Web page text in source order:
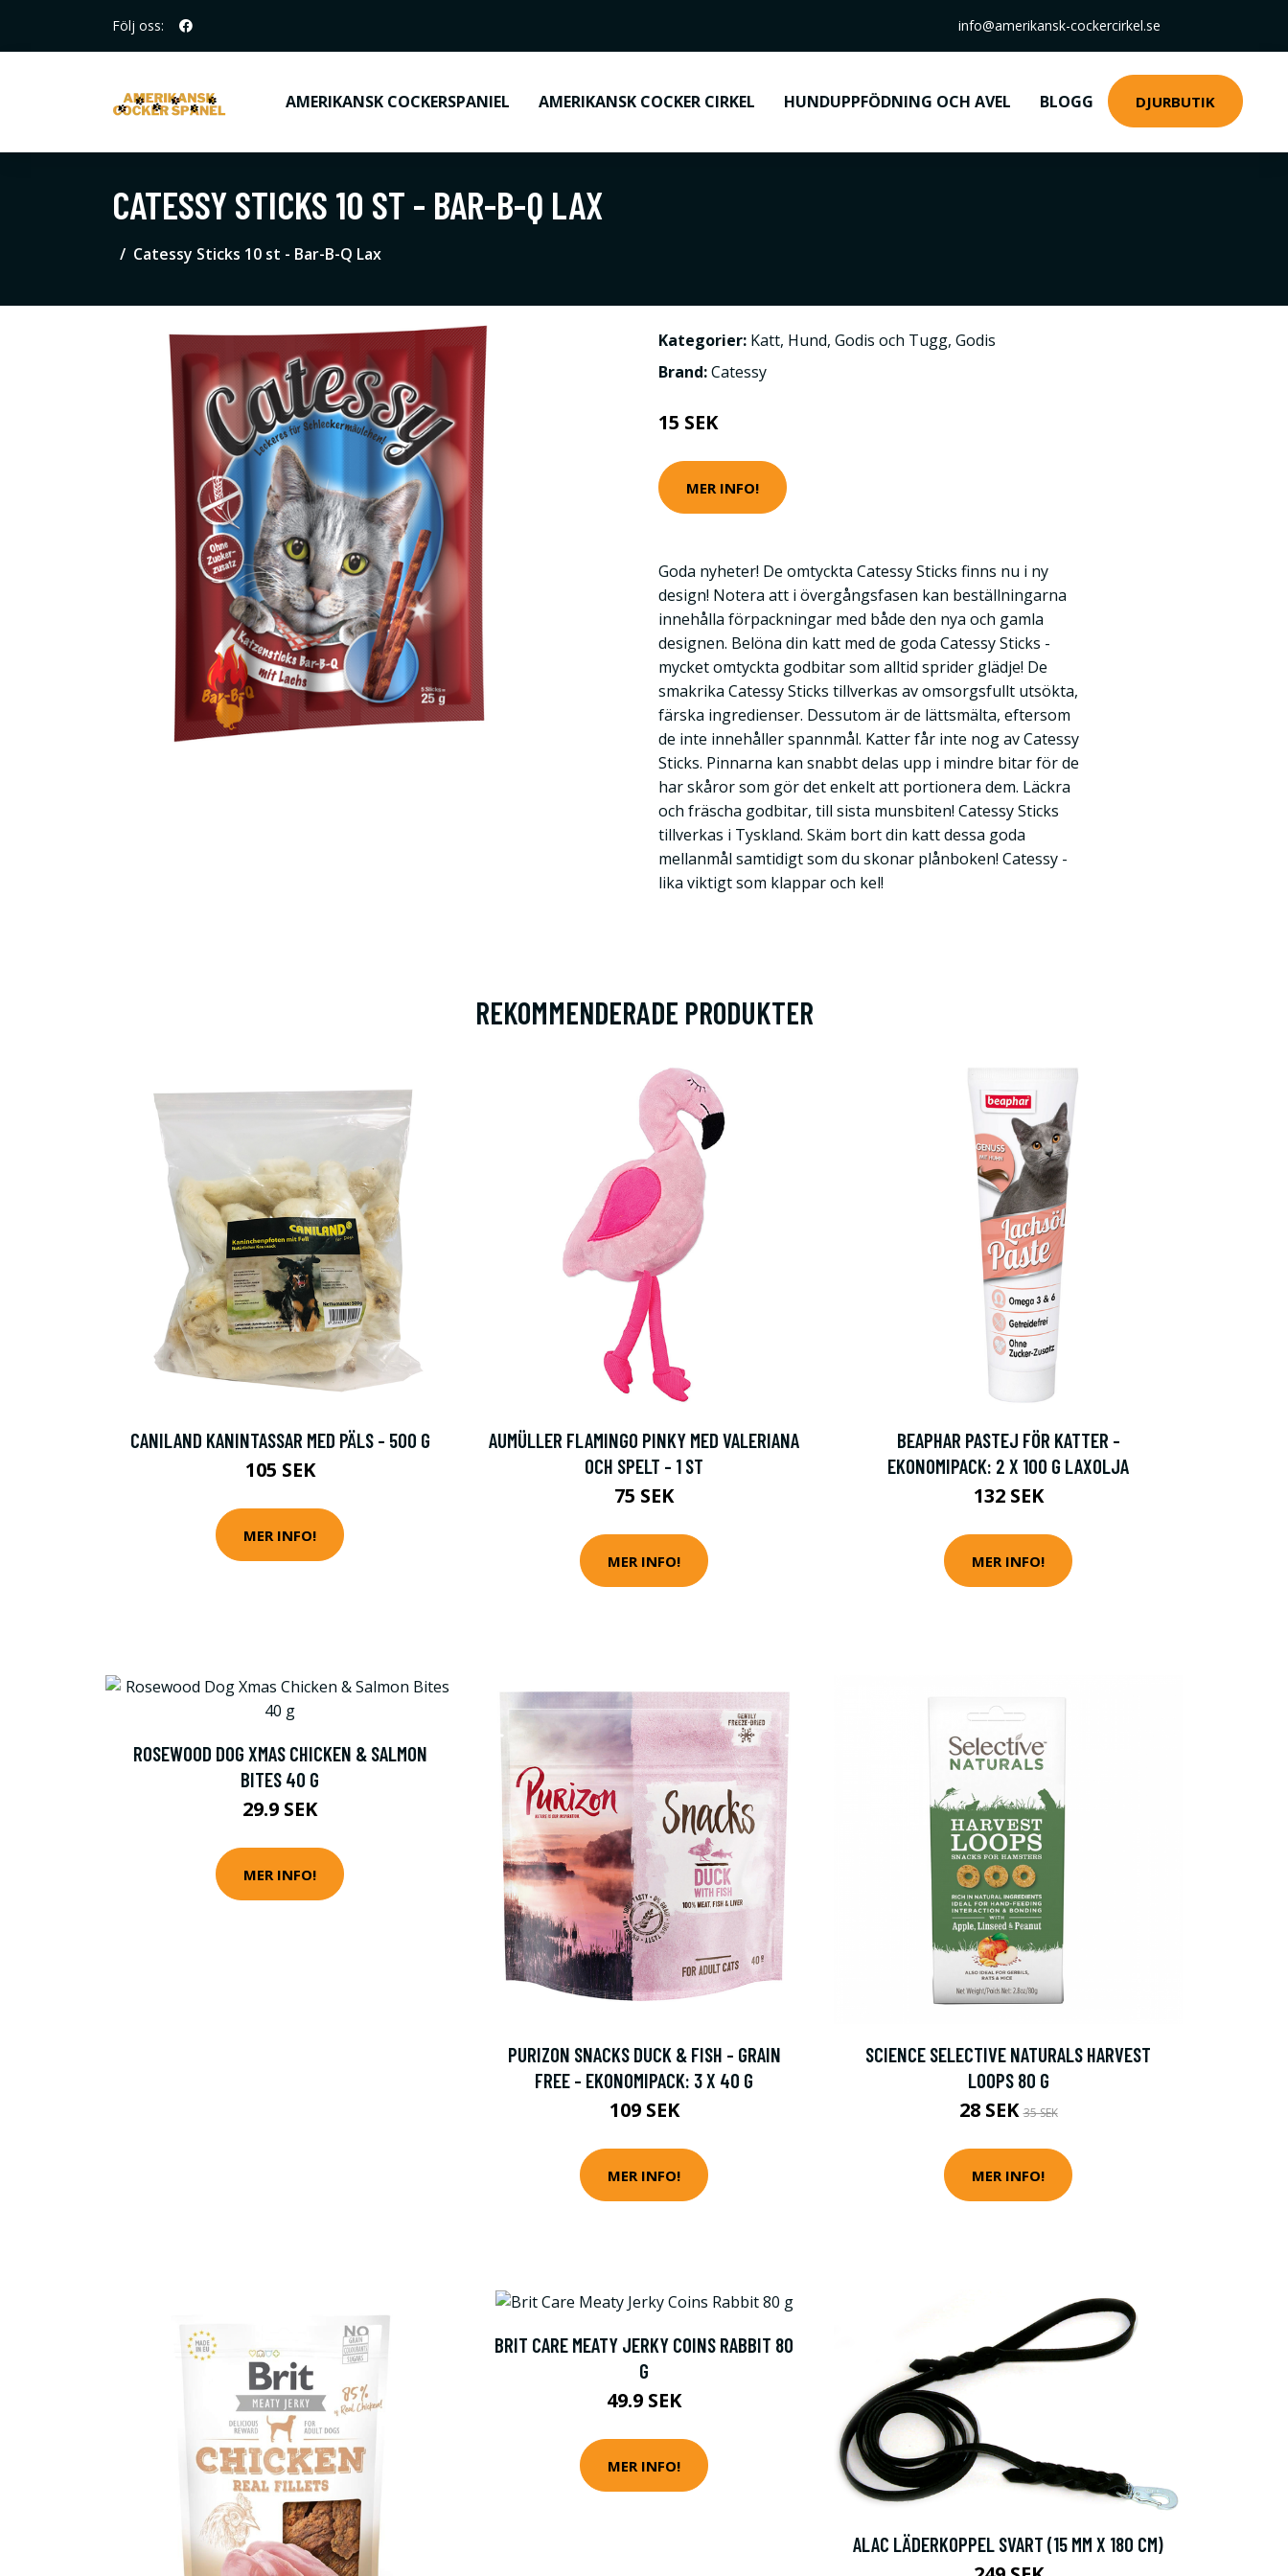
Följ oss: info@amerikansk-cockercirkel.se
AMERIKANSK COCKERSPANIEL AMERIKANSK COCKER CIRKEL HUNDUPPFÖDNING OCH AVEL BLOGG DJURBUTIK
CATESSY STICKS 10 ST - BAR-B-Q LAX
Catessy Sticks 10 st - Bar-B-Q Lax
Kategorier: Katt, Hund, Godis och Tugg, Godis
Brand:Catessy
15 SEK
MER INFO!
Goda nyheter! De omtyckta Catessy Sticks finns nu i ny
design! Notera att i övergångsfasen kan beställningarna
innehålla förpackningar med både den nya och gamla
designen. Belöna din katt med de goda Catessy Sticks -
mycket omtyckta godbitar som alltid sprider glädje! De
smakrika Catessy Sticks tillverkas av omsorgsfullt utsökta,
färska ingredienser. Dessutom är de lättsmälta, eftersom
de inte innehåller spannmål. Katter får inte nog av Catessy
Sticks. Pinnarna kan snabbt delas upp i mindre bitar för de
har skåror som gör det enkelt att portionera dem. Läckra
och fräscha godbitar, till sista munsbiten! Catessy Sticks
tillverkas i Tyskland. Skäm bort din katt dessa goda
mellanmål samtidigt som du skonar plånboken! Catessy -
lika viktigt som klappar och kel!
REKOMMENDERADE PRODUKTER
CANILAND KANINTASSAR MED PÄLS - 500 G
105 SEK
MER INFO!
AUMÜLLER FLAMINGO PINKY MED VALERIANA
OCH SPELT - 1 ST
75 SEK
MER INFO!
BEAPHAR PASTEJ FÖR KATTER -
EKONOMIPACK: 2 X 100 G LAXOLJA
132 SEK
MER INFO!
ROSEWOOD DOG XMAS CHICKEN & SALMON
BITES 40 G
29.9 SEK
MER INFO!
PURIZON SNACKS DUCK & FISH - GRAIN
FREE - EKONOMIPACK: 3 X 40 G
109 SEK
MER INFO!
SCIENCE SELECTIVE NATURALS HARVEST
LOOPS 80 G
28 SEK35 SEK
MER INFO!
BRIT CARE MEATY JERKY COINS RABBIT 80
G
49.9 SEK
MER INFO!
ALAC LÄDERKOPPEL SVART (15 MM X 180 CM)